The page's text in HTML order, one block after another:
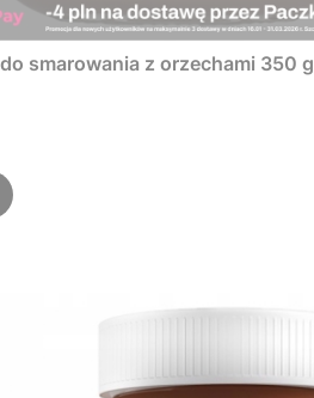
smarowania z orzechami 350 g